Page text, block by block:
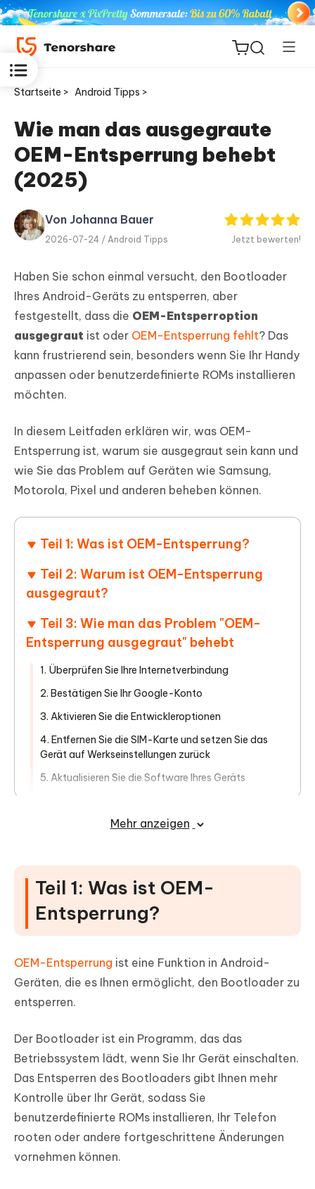
ReiBoot
for iOS
PDNob
PDF
Editor
Neu
iAnyGo
Startseite > Android Tipps >
Wie man das ausgegraute
OEM-Entsperrung behebt
(2025)
Von Johanna Bauer
2026-07-24 / Android Tipps Jetzt bewerten!
Haben Sie schon einmal versucht, den Bootloader
Ihres Android-Geräts zu entsperren, aber
festgestellt, dass die OEM-Entsperroption
ausgegraut ist oder OEM-Entsperrung fehlt? Das
kann frustrierend sein, besonders wenn Sie Ihr Handy
anpassen oder benutzerdefinierte ROMs installieren
möchten.
In diesem Leitfaden erklären wir, was OEM-
Entsperrung ist, warum sie ausgegraut sein kann und
wie Sie das Problem auf Geräten wie Samsung,
Motorola, Pixel und anderen beheben können.
Teil 1: Was ist OEM-Entsperrung?
Teil 2: Warum ist OEM-Entsperrung
ausgegraut?
Teil 3: Wie man das Problem "OEM-
Entsperrung ausgegraut" behebt
1. Überprüfen Sie Ihre Internetverbindung
2. Bestätigen Sie Ihr Google-Konto
3. Aktivieren Sie die Entwickleroptionen
4. Entfernen Sie die SIM-Karte und setzen Sie das
Gerät auf Werkseinstellungen zurück
5. Aktualisieren Sie die Software Ihres Geräts
Entsperrung
Bonus-Tipp: Einfache Schritte zum
Entsperren eines Android-Geräts ohne
Passwort
Mehr anzeigen
Teil 1: Was ist OEM-
Entsperrung?
OEM-Entsperrung ist eine Funktion in Android-
Geräten, die es Ihnen ermöglicht, den Bootloader zu
entsperren.
Der Bootloader ist ein Programm, das das
Betriebssystem lädt, wenn Sie Ihr Gerät einschalten.
Das Entsperren des Bootloaders gibt Ihnen mehr
Kontrolle über Ihr Gerät, sodass Sie
benutzerdefinierte ROMs installieren, Ihr Telefon
rooten oder andere fortgeschrittene Änderungen
vornehmen können.